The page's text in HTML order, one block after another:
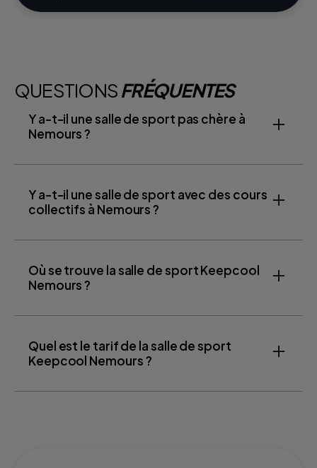
QUESTIONSFRÉQUENTES
Y a-t-il une salle de sport pas chère à
Nemours ?
Y a-t-il une salle de sport avec des cours
collectifs à Nemours ?
Où se trouve la salle de sport Keepcool
Nemours ?
Quel est le tarif de la salle de sport
Keepcool Nemours ?